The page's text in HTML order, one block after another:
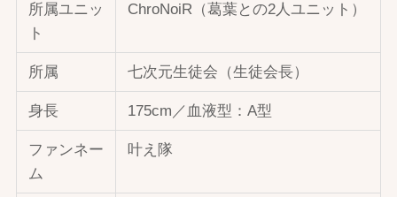
所属ユニッ
ト
ChroNoiR（葛葉との2人ユニット）
所属 七次元生徒会（生徒会長）
身長 175cm／血液型：A型
ファンネー
ム
叶え隊